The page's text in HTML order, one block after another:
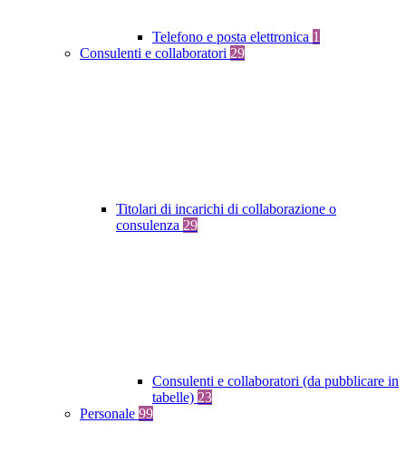
Telefono e posta elettronica 1
Consulenti e collaboratori 29
Titolari di incarichi di collaborazione o
consulenza 29
Consulenti e collaboratori (da pubblicare in
tabelle) 23
Personale 99